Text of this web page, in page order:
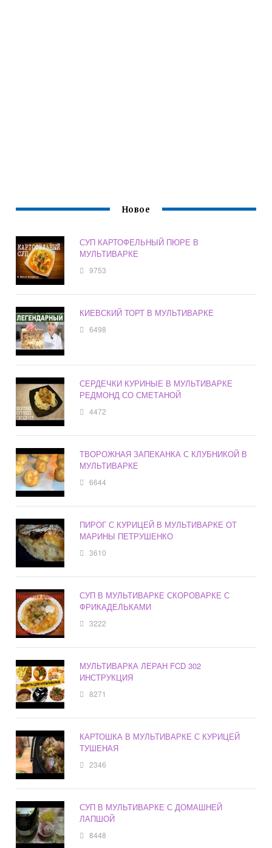
Новое
СУП КАРТОФЕЛЬНЫЙ ПЮРЕ В
МУЛЬТИВАРКЕ
9753
КИЕВСКИЙ ТОРТ В МУЛЬТИВАРКЕ
6498
СЕРДЕЧКИ КУРИНЫЕ В МУЛЬТИВАРКЕ
РЕДМОНД СО СМЕТАНОЙ
4472
ТВОРОЖНАЯ ЗАПЕКАНКА С КЛУБНИКОЙ В
МУЛЬТИВАРКЕ
6644
ПИРОГ С КУРИЦЕЙ В МУЛЬТИВАРКЕ ОТ
МАРИНЫ ПЕТРУШЕНКО
3610
СУП В МУЛЬТИВАРКЕ СКОРОВАРКЕ С
ФРИКАДЕЛЬКАМИ
3222
МУЛЬТИВАРКА ЛЕРАН FCD 302
ИНСТРУКЦИЯ
8271
КАРТОШКА В МУЛЬТИВАРКЕ С КУРИЦЕЙ
ТУШЕНАЯ
2346
СУП В МУЛЬТИВАРКЕ С ДОМАШНЕЙ
ЛАПШОЙ
8448